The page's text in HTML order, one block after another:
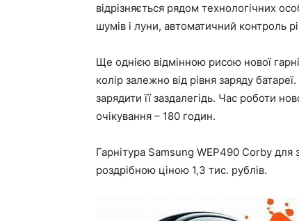
відрізняється рядом технологічних
шумів і луни, автоматичний контроль
Ще однією відмінною рисою нової
колір залежно від рівня заряду
зарядити її заздалегідь. Час роботи
очікування – 180 годин.
Гарнітура Samsung WEP490 Corby для
роздрібною ціною 1,3 тис. рублів.